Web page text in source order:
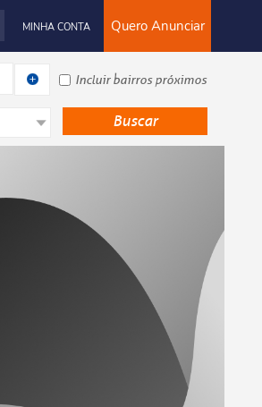
Quero Anunciar
MINHA CONTA
Incluir bairros próximos